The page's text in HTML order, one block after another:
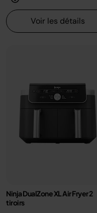
Voir les détails
Ninja DualZone XL Air Fryer 2
tiroirs